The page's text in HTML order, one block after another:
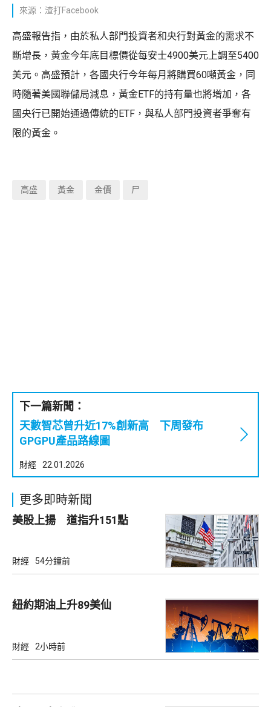
來源：渣打Facebook
高盛報告指，由於私人部門投資者和央行對黃金的需求不
斷增長，黃金今年底目標價從每安士4900美元上調至5400
美元。高盛預計，各國央行今年每月將購買60噸黃金，同
時隨著美國聯儲局減息，黃金ETF的持有量也將增加，各
國央行已開始通過傳統的ETF，與私人部門投資者爭奪有
限的黃金。
高盛 黃金 金價 尸
下一篇新聞：
天數智芯曾升近17%創新高 下周發布
GPGPU產品路線圖
財經 22.01.2026
更多即時新聞
美股上揚 道指升151點
財經 54分鐘前
紐約期油上升89美仙
財經 2小時前